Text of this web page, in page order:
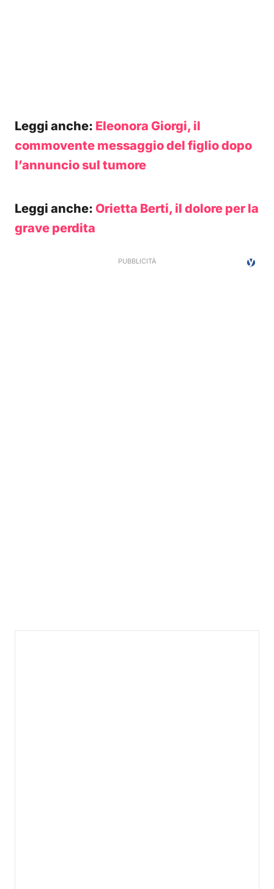
Leggi anche: Eleonora Giorgi, il
commovente messaggio del figlio dopo
l’annuncio sul tumore
Leggi anche: Orietta Berti, il dolore per la
grave perdita